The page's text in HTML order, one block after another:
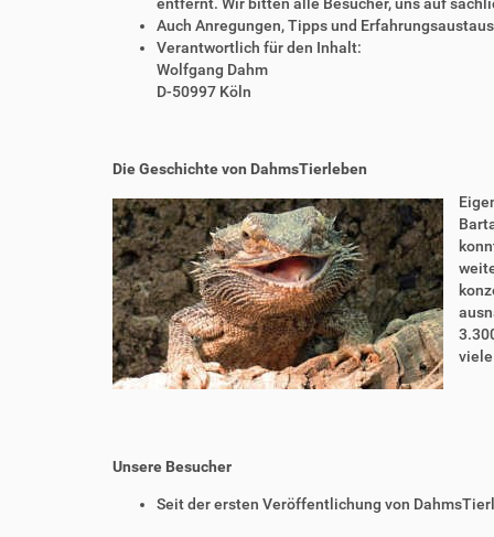
Auch Anregungen, Tipps und
Verantwortlich für den Inhalt:
Wolfgang Dahm
D-50997 Köln
Die Geschichte von DahmsTierleben
Unsere Besucher
Seit der ersten Veröffentlichung von